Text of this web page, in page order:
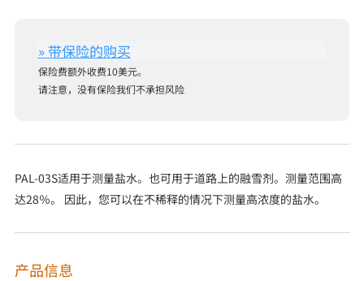
保险费额外收费10美元。
请注意，没有保险我们不承担风险
PAL-03S适用于测量盐水。也可用于道路上的融雪剂。测量范围高
达28％。 因此，您可以在不稀释的情况下测量高浓度的盐水。
产品信息